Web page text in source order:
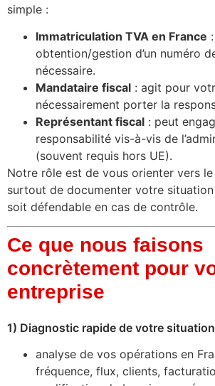
simple :
Immatriculation TVA en France :
obtention/gestion d’un numéro
nécessaire.
Mandataire fiscal : agit pour
nécessairement porter la
Représentant fiscal : peut
responsabilité vis-à-vis de
(souvent requis hors UE).
Notre rôle est de vous orienter vers
surtout de documenter votre
soit défendable en cas de contrôle.
Ce que nous faisons
concrètement pour
entreprise
1) Diagnostic rapide de votre situation
analyse de vos opérations en
fréquence, flux, clients,